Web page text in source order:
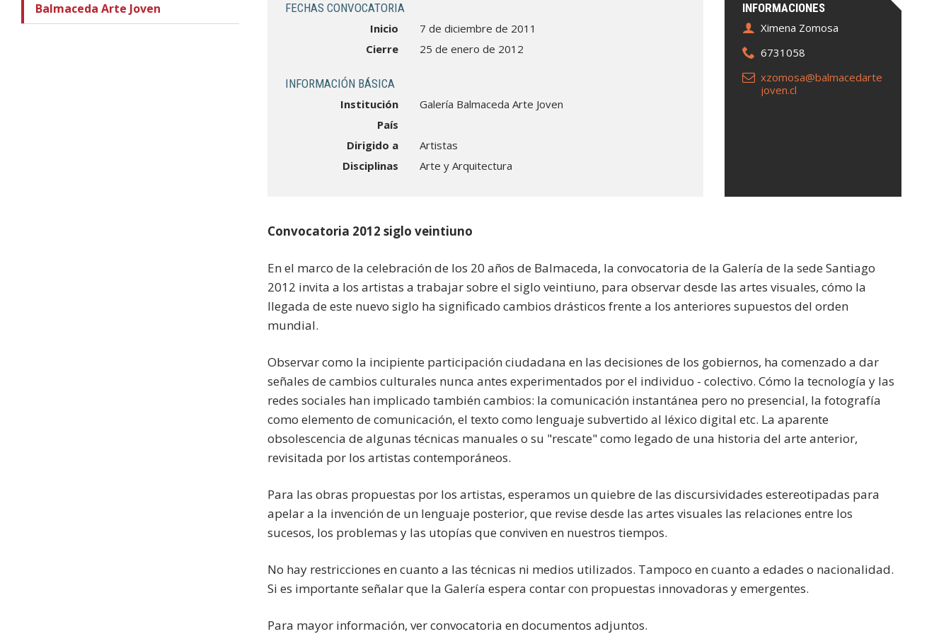
Balmaceda Arte Joven
INFORMACIONES
Ximena Zomosa
6731058
xzomosa@balmacedarte
joven.cl
FECHAS CONVOCATORIA
Inicio
7 de diciembre de 2011
Cierre
25 de enero de 2012
INFORMACIÓN BÁSICA
Institución
Galería Balmaceda Arte Joven
País
Dirigido a
Artistas
Disciplinas
Arte y Arquitectura
Convocatoria 2012 siglo veintiuno
En el marco de la celebración de los 20 años de Balmaceda, la convocatoria de la Galería de la sede Santiago
2012 invita a los artistas a trabajar sobre el siglo veintiuno, para observar desde las artes visuales, cómo la
llegada de este nuevo siglo ha significado cambios drásticos frente a los anteriores supuestos del orden
mundial.
Observar como la incipiente participación ciudadana en las decisiones de los gobiernos, ha comenzado a dar
señales de cambios culturales nunca antes experimentados por el individuo - colectivo. Cómo la tecnología y las
redes sociales han implicado también cambios: la comunicación instantánea pero no presencial, la fotografía
como elemento de comunicación, el texto como lenguaje subvertido al léxico digital etc. La aparente
obsolescencia de algunas técnicas manuales o su "rescate" como legado de una historia del arte anterior,
revisitada por los artistas contemporáneos.
Para las obras propuestas por los artistas, esperamos un quiebre de las discursividades estereotipadas para
apelar a la invención de un lenguaje posterior, que revise desde las artes visuales las relaciones entre los
sucesos, los problemas y las utopías que conviven en nuestros tiempos.
No hay restricciones en cuanto a las técnicas ni medios utilizados. Tampoco en cuanto a edades o nacionalidad.
Si es importante señalar que la Galería espera contar con propuestas innovadoras y emergentes.
Para mayor información, ver convocatoria en documentos adjuntos.